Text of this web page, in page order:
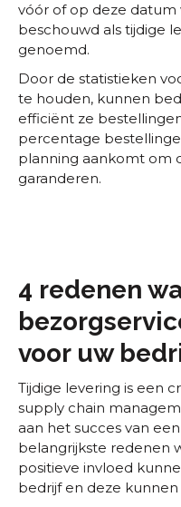
vóór of op deze
beschouwd als tijdige
genoemd.
Door de statistieken
te houden, kunnen
efficiënt ze
percentage
planning aankomt om
garanderen.
4 redenen
voor uw
Tijdige levering is een
supply chain
aan het succes van
belangrijkste redenen
positieve invloed
bedrijf en deze